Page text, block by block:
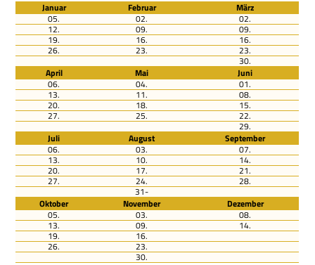
Januar Februar
März
05.
02. 02.
12. 09. 09.
19. 16. 16.
26. 23. 23.
30.
April
Mai
Juni
06.
04. 01.
13. 11. 08.
20. 18. 15.
27. 25. 22.
29.
Juli
August
September
06.
03. 07.
13. 10. 14.
20. 17. 21.
27. 24. 28.
31-
Oktober
November
Dezember
05.
03. 08.
13. 09. 14.
19. 16.
26. 23.
30.